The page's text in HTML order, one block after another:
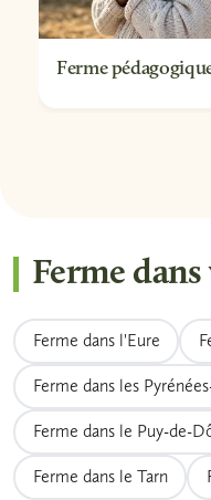
Ferme
Ferme
Ferme dans l'Eure
Ferme dans les
Ferme dans le Puy-de-
Ferme dans le Tarn